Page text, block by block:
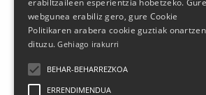
erabiltzaileen esperientzia hobetzeko. Gure
webgunea erabiliz gero, gure Cookie
Politikaren arabera cookie guztiak onartzen
dituzu.Gehiago irakurri
BEHAR-BEHARREZKOA
ERRENDIMENDUA